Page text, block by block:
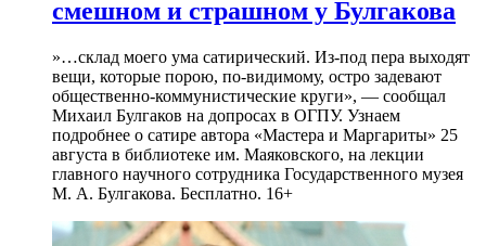
смешном и страшном у Булгакова
»…склад моего ума сатирический. Из-под пера выходят
вещи, которые порою, по-видимому, остро задевают
общественно-коммунистические круги», — сообщал
Михаил Булгаков на допросах в ОГПУ. Узнаем
подробнее о сатире автора «Мастера и Маргариты» 25
августа в библиотеке им. Маяковского, на лекции
главного научного сотрудника Государственного музея
М. А. Булгакова. Бесплатно. 16+